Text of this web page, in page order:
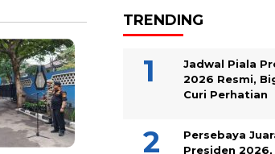
TRENDING
Jadwal Piala
2026 Resmi,
Curi Perhatian
Persebaya
Presiden